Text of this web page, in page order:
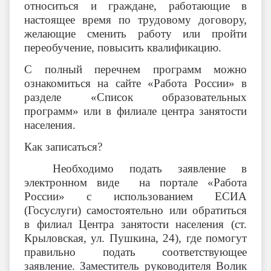
относиться и граждане, работающие в
настоящее время по трудовому договору,
желающие сменить работу или пройти
переобучение, повысить квалификацию.
С полный перечнем программ можно
ознакомиться на сайте «Работа России» в
разделе «Список образовательных
программ» или в филиале центра занятости
населения.
Как записаться?
Необходимо подать заявление в
электронном виде на портале «Работа
России» с использованием ЕСИА
(Госуслуги) самостоятельно или обратиться
в филиал Центра занятости населения (ст.
Крыловская, ул. Пушкина, 24), где помогут
правильно подать соответствующее
заявление. Заместитель руководителя Волик